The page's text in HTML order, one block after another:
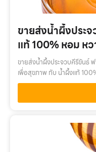
ขายส่งน้ำผึ้งประ
แท้ 100% หอม ห
ขายส่งน้ำผึ้งประจวบคีรีขันธ์
เพื่อสุขภาพ กับ น้ำผึ้งแท้
ขายส่งน้ำผึ้งประจวบคีรีขันธ์